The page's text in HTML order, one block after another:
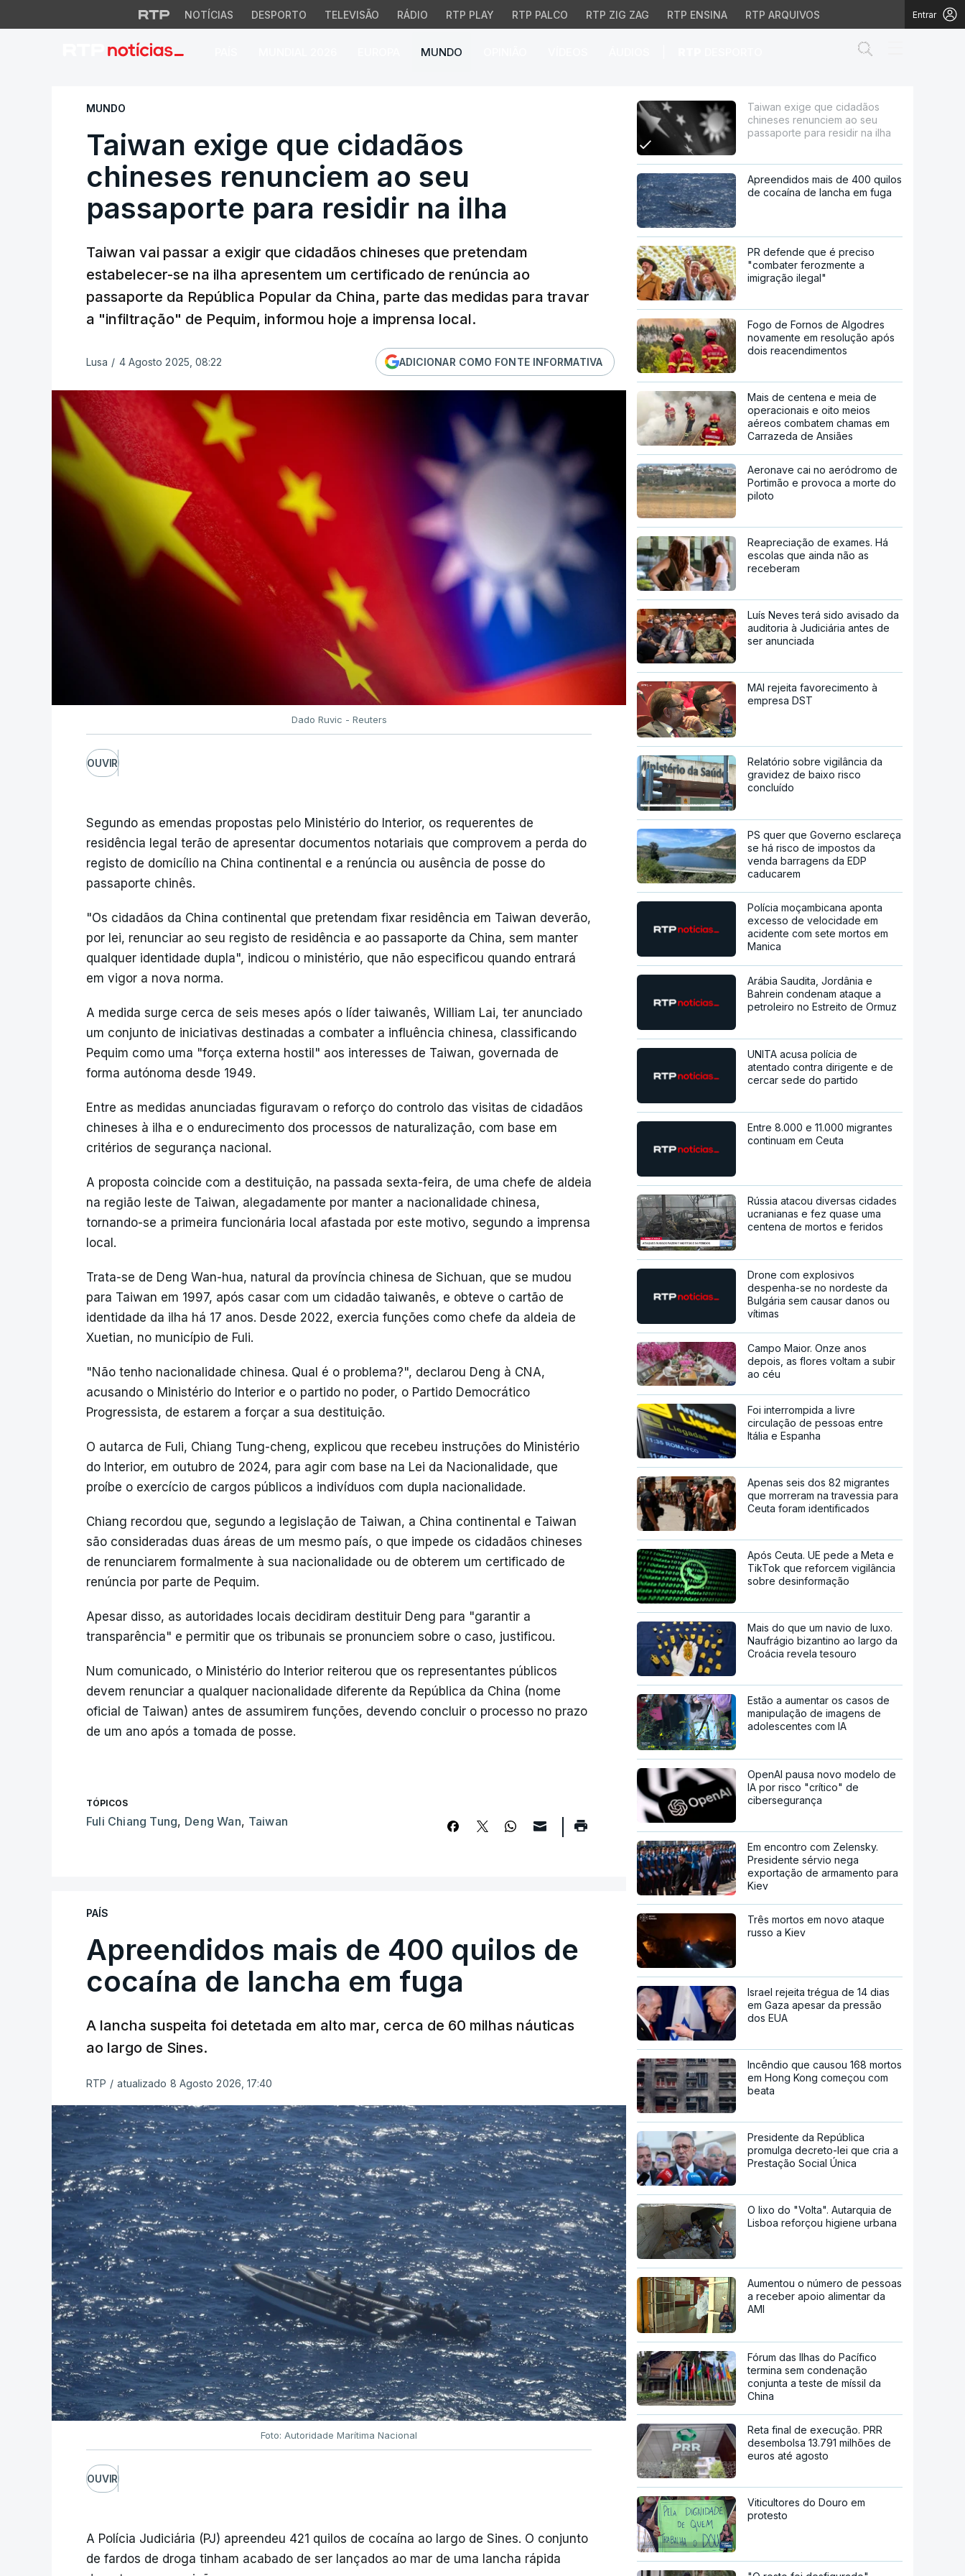
NOTÍCIAS DESPORTO TELEVISÃO RÁDIO RTP PLAY RTP PALCO RTP ZIG ZAG RTP ENSINA RTP ARQUIVOS Entrar
MUNDO
Taiwan exige que cidadãos chineses renunciem ao seu
MUNDO
Taiwan exige que cidadãos
chineses renunciem ao seu
passaporte para residir na ilha
Taiwan vai passar a exigir que cidadãos chineses que pretendam
estabelecer-se na ilha apresentem um certificado de renúncia ao
passaporte da República Popular da China, parte das medidas para travar
a "infiltração" de Pequim, informou hoje a imprensa local.
Lusa / 4 Agosto 2025, 08:22 ADICIONAR COMO FONTE INFORMATIVA
Dado Ruvic - Reuters
OUVIR
Segundo as emendas propostas pelo Ministério do Interior, os requerentes de
residência legal terão de apresentar documentos notariais que comprovem a perda do
registo de domicílio na China continental e a renúncia ou ausência de posse do
passaporte chinês.
"Os cidadãos da China continental que pretendam fixar residência em Taiwan deverão,
por lei, renunciar ao seu registo de residência e ao passaporte da China, sem manter
qualquer identidade dupla", indicou o ministério, que não especificou quando entrará
em vigor a nova norma.
A medida surge cerca de seis meses após o líder taiwanês, William Lai, ter anunciado
um conjunto de iniciativas destinadas a combater a influência chinesa, classificando
Pequim como uma "força externa hostil" aos interesses de Taiwan, governada de
forma autónoma desde 1949.
Entre as medidas anunciadas figuravam o reforço do controlo das visitas de cidadãos
chineses à ilha e o endurecimento dos processos de naturalização, com base em
critérios de segurança nacional.
A proposta coincide com a destituição, na passada sexta-feira, de uma chefe de aldeia
na região leste de Taiwan, alegadamente por manter a nacionalidade chinesa,
tornando-se a primeira funcionária local afastada por este motivo, segundo a imprensa
local.
Trata-se de Deng Wan-hua, natural da província chinesa de Sichuan, que se mudou
para Taiwan em 1997, após casar com um cidadão taiwanês, e obteve o cartão de
identidade da ilha há 17 anos. Desde 2022, exercia funções como chefe da aldeia de
Xuetian, no município de Fuli.
"Não tenho nacionalidade chinesa. Qual é o problema?", declarou Deng à CNA,
acusando o Ministério do Interior e o partido no poder, o Partido Democrático
Progressista, de estarem a forçar a sua destituição.
O autarca de Fuli, Chiang Tung-cheng, explicou que recebeu instruções do Ministério
do Interior, em outubro de 2024, para agir com base na Lei da Nacionalidade, que
proíbe o exercício de cargos públicos a indivíduos com dupla nacionalidade.
Chiang recordou que, segundo a legislação de Taiwan, a China continental e Taiwan
são consideradas duas áreas de um mesmo país, o que impede os cidadãos chineses
de renunciarem formalmente à sua nacionalidade ou de obterem um certificado de
renúncia por parte de Pequim.
Apesar disso, as autoridades locais decidiram destituir Deng para "garantir a
transparência" e permitir que os tribunais se pronunciem sobre o caso, justificou.
Num comunicado, o Ministério do Interior reiterou que os representantes públicos
devem renunciar a qualquer nacionalidade diferente da República da China (nome
oficial de Taiwan) antes de assumirem funções, devendo concluir o processo no prazo
de um ano após a tomada de posse.
TÓPICOS
Fuli Chiang Tung, Deng Wan, Taiwan
PAÍS
Apreendidos mais de 400 quilos de
cocaína de lancha em fuga
A lancha suspeita foi detetada em alto mar, cerca de 60 milhas náuticas
ao largo de Sines.
RTP / atualizado 8 Agosto 2026, 17:40
Foto: Autoridade Marítima Nacional
OUVIR
A Polícia Judiciária (PJ) apreendeu 421 quilos de cocaína ao largo de Sines. O conjunto
de fardos de droga tinham acabado de ser lançados ao mar de uma lancha rápida
Taiwan exige que cidadãos
chineses renunciem ao seu
passaporte para residir na ilha
Apreendidos mais de 400 quilos
de cocaína de lancha em fuga
PR defende que é preciso
"combater ferozmente a
imigração ilegal"
Fogo de Fornos de Algodres
novamente em resolução após
dois reacendimentos
Mais de centena e meia de
operacionais e oito meios
aéreos combatem chamas em
Carrazeda de Ansiães
Aeronave cai no aeródromo de
Portimão e provoca a morte do
piloto
Reapreciação de exames. Há
escolas que ainda não as
receberam
Luís Neves terá sido avisado da
auditoria à Judiciária antes de
ser anunciada
MAI rejeita favorecimento à
empresa DST
Relatório sobre vigilância da
gravidez de baixo risco
concluído
PS quer que Governo esclareça
se há risco de impostos da
venda barragens da EDP
caducarem
Polícia moçambicana aponta
excesso de velocidade em
acidente com sete mortos em
Manica
Arábia Saudita, Jordânia e
Bahrein condenam ataque a
petroleiro no Estreito de Ormuz
UNITA acusa polícia de
atentado contra dirigente e de
cercar sede do partido
Entre 8.000 e 11.000 migrantes
continuam em Ceuta
Rússia atacou diversas cidades
ucranianas e fez quase uma
centena de mortos e feridos
Drone com explosivos
despenha-se no nordeste da
Bulgária sem causar danos ou
vítimas
Campo Maior. Onze anos
depois, as flores voltam a subir
ao céu
Foi interrompida a livre
circulação de pessoas entre
Itália e Espanha
Apenas seis dos 82 migrantes
que morreram na travessia para
Ceuta foram identificados
Após Ceuta. UE pede a Meta e
TikTok que reforcem vigilância
sobre desinformação
Mais do que um navio de luxo.
Naufrágio bizantino ao largo da
Croácia revela tesouro
Estão a aumentar os casos de
manipulação de imagens de
adolescentes com IA
OpenAI pausa novo modelo de
IA por risco "crítico" de
cibersegurança
Em encontro com Zelensky.
Presidente sérvio nega
exportação de armamento para
Kiev
Três mortos em novo ataque
russo a Kiev
Israel rejeita trégua de 14 dias
em Gaza apesar da pressão
dos EUA
Incêndio que causou 168 mortos
em Hong Kong começou com
beata
Presidente da República
promulga decreto-lei que cria a
Prestação Social Única
O lixo do "Volta". Autarquia de
Lisboa reforçou higiene urbana
Aumentou o número de pessoas
a receber apoio alimentar da
AMI
Fórum das Ilhas do Pacífico
termina sem condenação
conjunta a teste de míssil da
China
Reta final de execução. PRR
desembolsa 13.791 milhões de
euros até agosto
Viticultores do Douro em
protesto